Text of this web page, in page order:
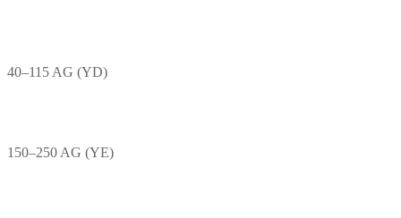
40–115 AG (YD)
150–250 AG (YE)